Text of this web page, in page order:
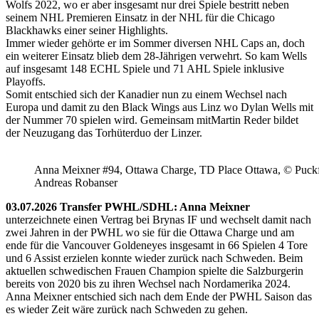
Wolfs 2022, wo er aber insgesamt nur drei Spiele bestritt neben
seinem NHL Premieren Einsatz in der NHL für die Chicago
Blackhawks einer seiner Highlights.
Immer wieder gehörte er im Sommer diversen NHL Caps an, doch
ein weiterer Einsatz blieb dem 28-Jährigen verwehrt. So kam Wells
auf insgesamt 148 ECHL Spiele und 71 AHL Spiele inklusive
Playoffs.
Somit entschied sich der Kanadier nun zu einem Wechsel nach
Europa und damit zu den Black Wings aus Linz wo Dylan Wells mit
der Nummer 70 spielen wird. Gemeinsam mitMartin Reder bildet
der Neuzugang das Torhüterduo der Linzer.
Anna Meixner #94, Ottawa Charge, TD Place Ottawa, ©
Andreas Robanser
03.07.2026 Transfer PWHL/SDHL: Anna Meixner
unterzeichnete einen Vertrag bei Brynas IF und wechselt damit nach
zwei Jahren in der PWHL wo sie für die Ottawa Charge und am
ende für die Vancouver Goldeneyes insgesamt in 66 Spielen 4 Tore
und 6 Assist erzielen konnte wieder zurück nach Schweden. Beim
aktuellen schwedischen Frauen Champion spielte die Salzburgerin
bereits von 2020 bis zu ihren Wechsel nach Nordamerika 2024.
Anna Meixner entschied sich nach dem Ende der PWHL Saison das
es wieder Zeit wäre zurück nach Schweden zu gehen.